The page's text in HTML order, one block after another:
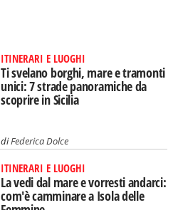
ITINERARI E LUOGHI
Ti svelano borghi, mare e tramonti
unici: 7 strade panoramiche da
scoprire in Sicilia
diFederica Dolce
ITINERARI E LUOGHI
La vedi dal mare e vorresti andarci:
com'è camminare a Isola delle